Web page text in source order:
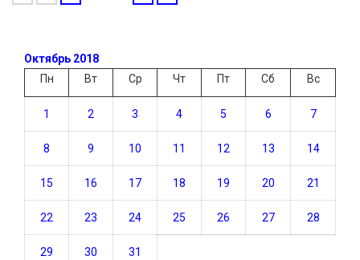
Октябрь 2018
Пн
Вт Ср Чт Пт Сб Вс
1 2 3 4 5 6 7
8 9 10 11 12 13 14
15 16 17 18 19 20 21
22 23 24 25 26 27 28
29 30 31